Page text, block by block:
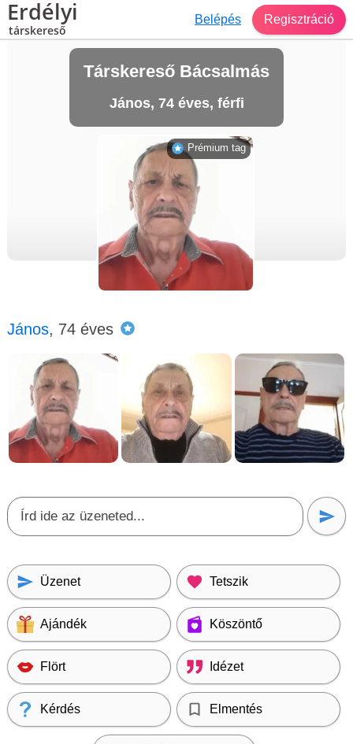
Erdélyi
társkereső
Belépés Regisztráció
Társkereső Bácsalmás
János, 74 éves, férfi
János, 74 éves
Üzenet Tetszik
Ajándék Köszöntő
Flört Idézet
Kérdés Elmentés
Prémium tag